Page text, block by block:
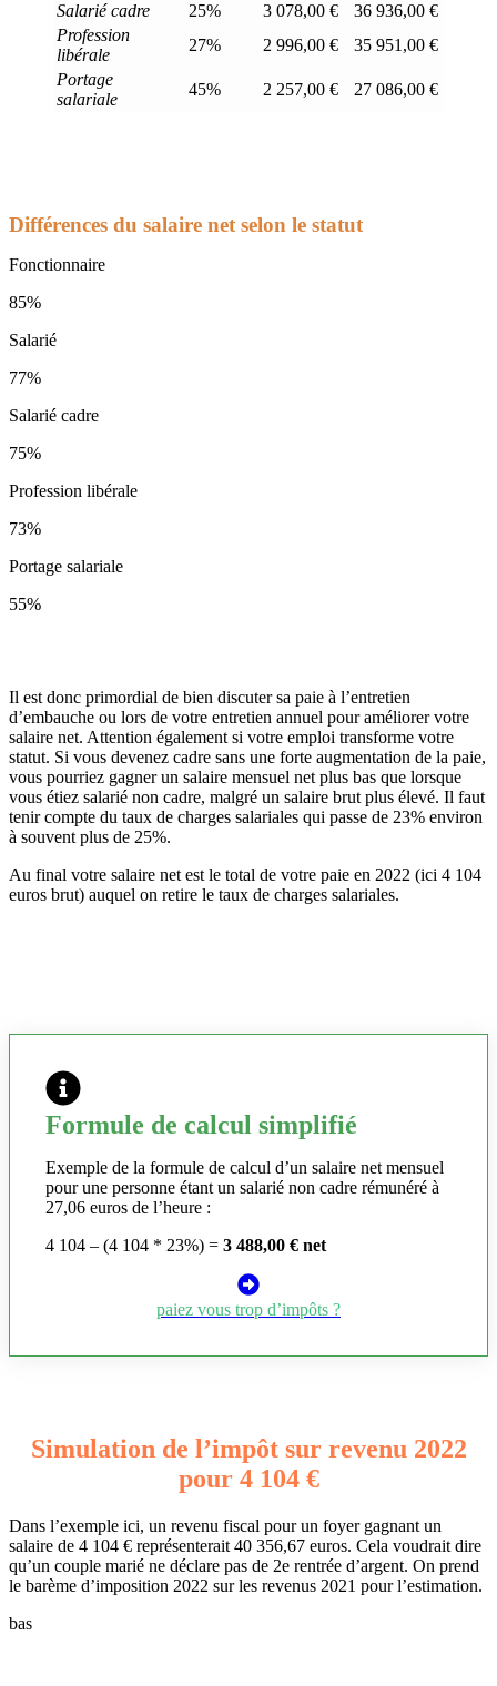
Salarié cadre
25% 3 078,00 €
36 936,00 €
Profession
libérale
27% 2 996,00 €
35 951,00 €
Portage
salariale
45% 2 257,00 € 27 086,00 €
Différences du salaire net selon le statut
Fonctionnaire
85%
Salarié
77%
Salarié cadre
75%
Profession libérale
73%
Portage salariale
55%
Il est donc primordial de bien discuter sa paie à l’entretien
d’embauche ou lors de votre entretien annuel pour améliorer votre
salaire net. Attention également si votre emploi transforme votre
statut. Si vous devenez cadre sans une forte augmentation de la paie,
vous pourriez gagner un salaire mensuel net plus bas que lorsque
vous étiez salarié non cadre, malgré un salaire brut plus élevé. Il faut
tenir compte du taux de charges salariales qui passe de 23% environ
à souvent plus de 25%.
Au final votre salaire net est le total de votre paie en 2022 (ici 4 104
euros brut) auquel on retire le taux de charges salariales.
Formule de calcul simplifié
Exemple de la formule de calcul d’un salaire net mensuel
pour une personne étant un salarié non cadre rémunéré à
27,06 euros de l’heure :
4 104 – (4 104 * 23%) = 3 488,00 € net
paiez vous trop d’impôts ?
Simulation de l’impôt sur revenu 2022
pour 4 104 €
Dans l’exemple ici, un revenu fiscal pour un foyer gagnant un
salaire de 4 104 € représenterait 40 356,67 euros. Cela voudrait dire
qu’un couple marié ne déclare pas de 2e rentrée d’argent. On prend
le barème d’imposition 2022 sur les revenus 2021 pour l’estimation.
bas